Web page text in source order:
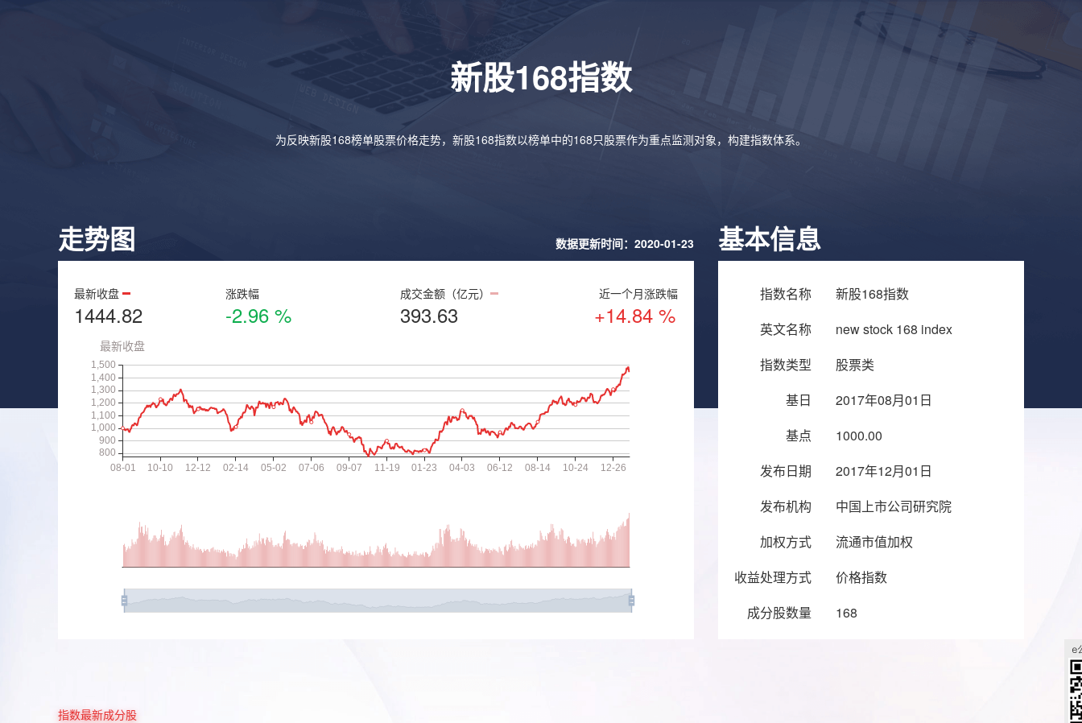
新股168指数
为反映新股168榜单股票价格走势，新股168指数以榜单中的168只股票作为重点监测对象，构建指数体系。
走势图 数据更新时间：2020-01-23
最新收盘
1444.82
涨跌幅
-2.96 %
成交金额（亿元）
393.63
近一个月涨跌幅
+14.84 %
基本信息
指数名称
新股168指数
英文名称
new stock 168 index
指数类型
股票类
基日
2017年08月01日
基点
1000.00
发布日期
2017年12月01日
发布机构
中国上市公司研究院
加权方式
流通市值加权
收益处理方式
价格指数
成分股数量
168
指数最新成分股